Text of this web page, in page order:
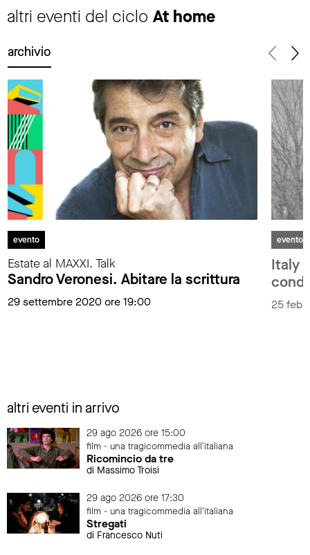
altri eventi del ciclo At home
archivio
evento
Estate al MAXXI. Talk
Sandro Veronesi. Abitare la scrittura
29 settembre 2020 ore 19:00
evento
Italy
25
altri eventi in arrivo
29 ago 2026 ore 15:00
film - una tragicommedia all'italiana
Ricomincio da tre
di Massimo Troisi
29 ago 2026 ore 17:30
film - una tragicommedia all'italiana
Stregati
di Francesco Nuti